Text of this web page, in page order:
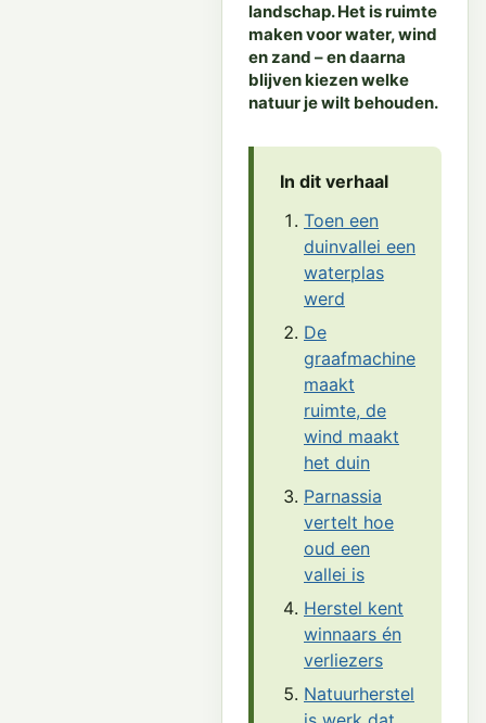
landschap. Het is ruimte
maken voor water, wind
en zand – en daarna
blijven kiezen welke
natuur je wilt behouden.
In dit verhaal
Toen een
duinvallei een
waterplas
werd
De
graafmachine
maakt
ruimte, de
wind maakt
het duin
Parnassia
vertelt hoe
oud een
vallei is
Herstel kent
winnaars én
verliezers
Natuurherstel